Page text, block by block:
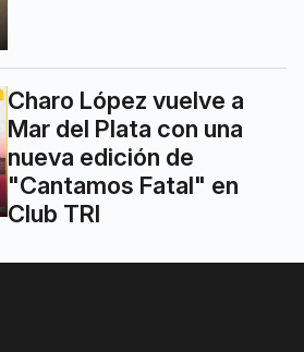
Charo López vuelve a
Mar del Plata con una
nueva edición de
"Cantamos Fatal" en
Club TRI